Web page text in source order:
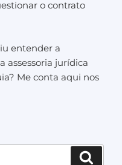
o contrato
entender a
assessoria jurídica
Me conta aqui nos